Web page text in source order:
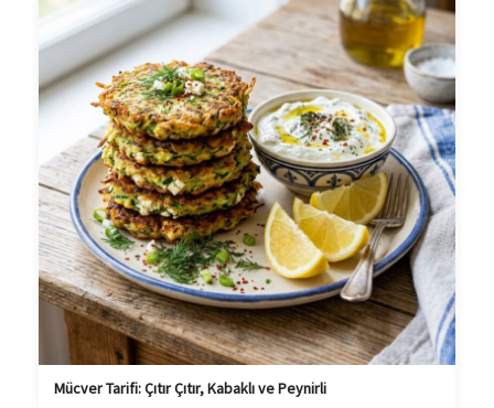
Mücver Tarifi: Çıtır Çıtır, Kabaklı ve Peynirli